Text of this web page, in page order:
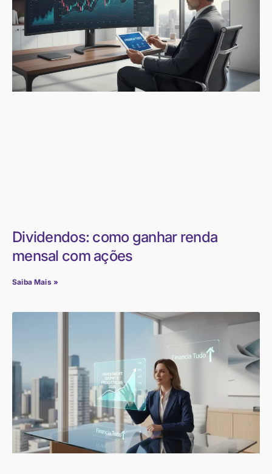
Dividendos: como ganhar renda
mensal com ações
Saiba Mais »